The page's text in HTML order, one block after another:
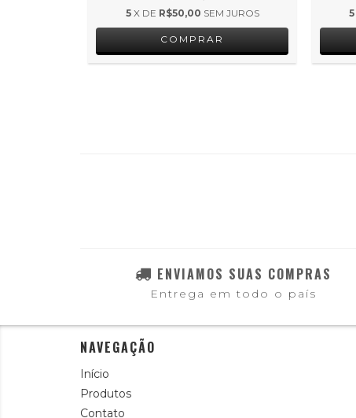
5 X DE R$50,00 SEM JUROS 5
ENVIAMOS SUAS COMPRAS
Entrega em todo o país
NAVEGAÇÃO
Início
Produtos
Contato